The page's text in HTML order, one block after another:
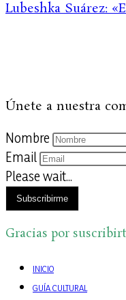
Lubeshka Suárez:
Únete a nuestra
Nombre
Email
Please wait...
Subscribirme
Gracias por
INICIO
GUÍA CULTURAL